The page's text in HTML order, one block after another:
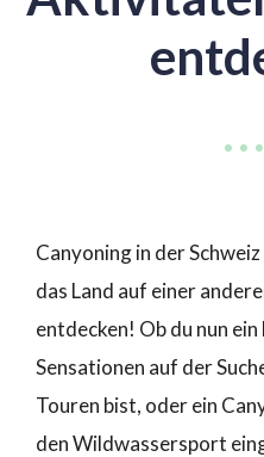
Canyoning in der
das Land auf einer
entdecken! Ob du nun
Sensationen auf der
Touren bist, oder ein
den Wildwassersport